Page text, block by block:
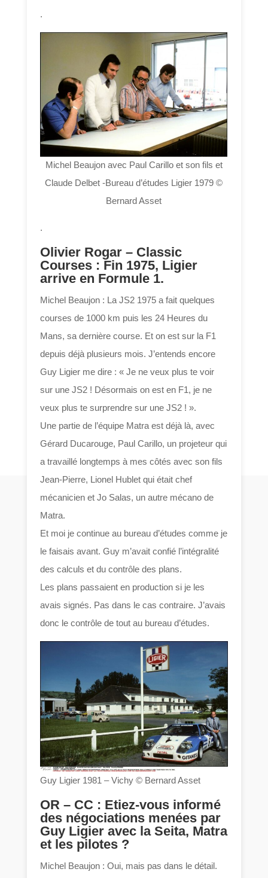
.
Michel Beaujon avec Paul Carillo et son fils et
Claude Delbet -Bureau d’études Ligier 1979 ©
Bernard Asset
.
Olivier Rogar – Classic
Courses : Fin 1975, Ligier
arrive en Formule 1.
Michel Beaujon : La JS2 1975 a fait quelques
courses de 1000 km puis les 24 Heures du
Mans, sa dernière course. Et on est sur la F1
depuis déjà plusieurs mois. J’entends encore
Guy Ligier me dire : « Je ne veux plus te voir
sur une JS2 ! Désormais on est en F1, je ne
veux plus te surprendre sur une JS2 ! ».
Une partie de l’équipe Matra est déjà là, avec
Gérard Ducarouge, Paul Carillo, un projeteur qui
a travaillé longtemps à mes côtés avec son fils
Jean-Pierre, Lionel Hublet qui était chef
mécanicien et Jo Salas, un autre mécano de
Matra.
Et moi je continue au bureau d’études comme je
le faisais avant. Guy m’avait confié l’intégralité
des calculs et du contrôle des plans.
Les plans passaient en production si je les
avais signés. Pas dans le cas contraire. J’avais
donc le contrôle de tout au bureau d’études.
Guy Ligier 1981 – Vichy © Bernard Asset
OR – CC : Etiez-vous informé
des négociations menées par
Guy Ligier avec la Seita, Matra
et les pilotes ?
Michel Beaujon : Oui, mais pas dans le détail.